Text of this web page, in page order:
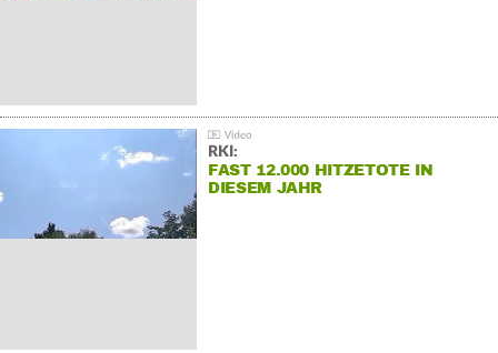
RKI:
FAST 12.000 HITZETOTE IN
DIESEM JAHR